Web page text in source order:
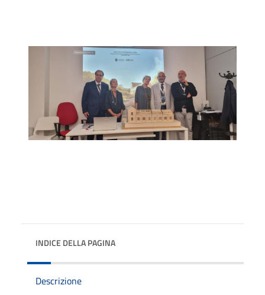
INDICE DELLA PAGINA
Descrizione